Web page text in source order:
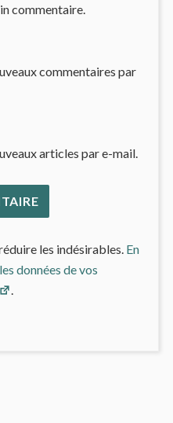
commentaire.
commentaires par
articles par e-mail.
les indésirables. En
données de vos